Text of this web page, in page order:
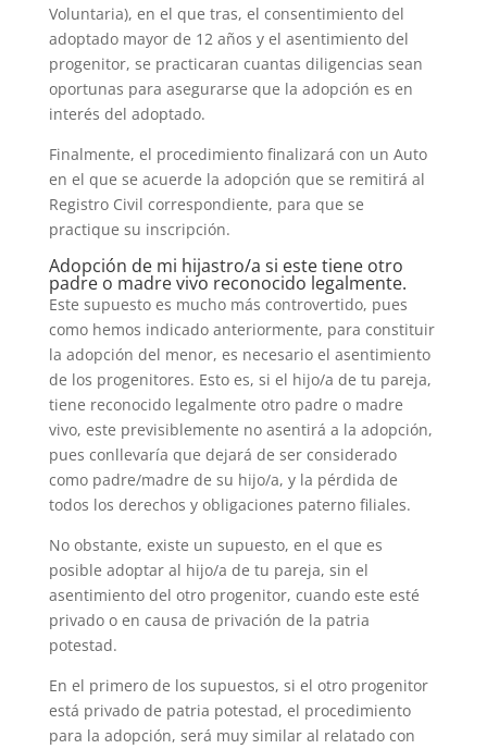
Voluntaria), en el que tras, el consentimiento del
adoptado mayor de 12 años y el asentimiento del
progenitor, se practicaran cuantas diligencias sean
oportunas para asegurarse que la adopción es en
interés del adoptado.
Finalmente, el procedimiento finalizará con un Auto
en el que se acuerde la adopción que se remitirá al
Registro Civil correspondiente, para que se
practique su inscripción.
Adopción de mi hijastro/a si este tiene otro
padre o madre vivo reconocido legalmente.
Este supuesto es mucho más controvertido, pues
como hemos indicado anteriormente, para constituir
la adopción del menor, es necesario el asentimiento
de los progenitores. Esto es, si el hijo/a de tu pareja,
tiene reconocido legalmente otro padre o madre
vivo, este previsiblemente no asentirá a la adopción,
pues conllevaría que dejará de ser considerado
como padre/madre de su hijo/a, y la pérdida de
todos los derechos y obligaciones paterno filiales.
No obstante, existe un supuesto, en el que es
posible adoptar al hijo/a de tu pareja, sin el
asentimiento del otro progenitor, cuando este esté
privado o en causa de privación de la patria
potestad.
En el primero de los supuestos, si el otro progenitor
está privado de patria potestad, el procedimiento
para la adopción, será muy similar al relatado con